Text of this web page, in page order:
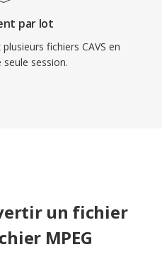
par lot
fichiers CAVS en
seule session.
un fichier
MPEG